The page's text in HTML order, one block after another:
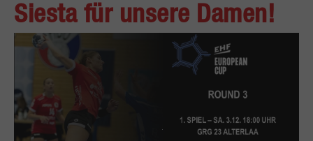
Siesta für unsere Damen!